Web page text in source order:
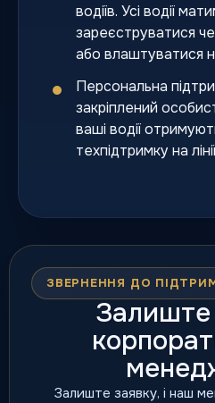
водіїв. Усі водії
зареєструватися
або влаштуватися
Персональна
закріплений
ваші водії
техпідтримку на
ЗВЕРНЕННЯ ДО
Залиште
Залиште заявку, і наш